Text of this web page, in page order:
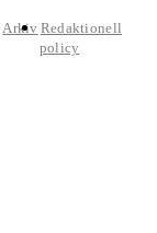
Arkiv Redaktionell
policy